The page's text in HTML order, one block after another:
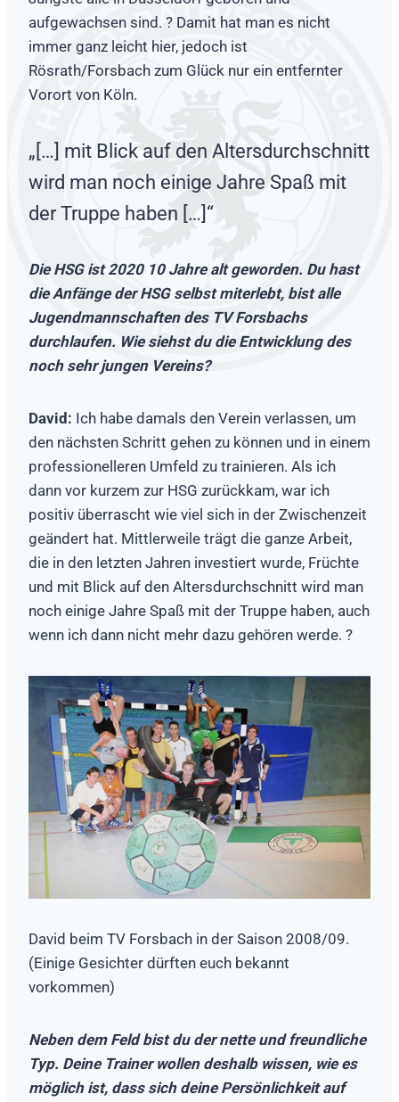
aufgewachsen sind. ? Damit hat man es nicht
immer ganz leicht hier, jedoch ist
Rösrath/Forsbach zum Glück nur ein entfernter
Vorort von Köln.
„[…] mit Blick auf den Altersdurchschnitt
wird man noch einige Jahre Spaß mit
der Truppe haben […]“
Die HSG ist 2020 10 Jahre alt geworden. Du hast
die Anfänge der HSG selbst miterlebt, bist alle
Jugendmannschaften des TV Forsbachs
durchlaufen. Wie siehst du die Entwicklung des
noch sehr jungen Vereins?
David: Ich habe damals den Verein verlassen, um
den nächsten Schritt gehen zu können und in einem
professionelleren Umfeld zu trainieren. Als ich
dann vor kurzem zur HSG zurückkam, war ich
positiv überrascht wie viel sich in der Zwischenzeit
geändert hat. Mittlerweile trägt die ganze Arbeit,
die in den letzten Jahren investiert wurde, Früchte
und mit Blick auf den Altersdurchschnitt wird man
noch einige Jahre Spaß mit der Truppe haben, auch
wenn ich dann nicht mehr dazu gehören werde. ?
David beim TV Forsbach in der Saison 2008/09.
(Einige Gesichter dürften euch bekannt
vorkommen)
Neben dem Feld bist du der nette und freundliche
Typ. Deine Trainer wollen deshalb wissen, wie es
möglich ist, dass sich deine Persönlichkeit auf